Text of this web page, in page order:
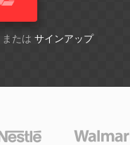
たは サインアップ